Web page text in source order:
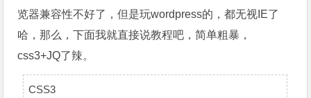
览器兼容性不好了，但是玩wordpress的，都无视IE了
哈，那么，下面我就直接说教程吧，简单粗暴，
css3+JQ了辣。
CSS3